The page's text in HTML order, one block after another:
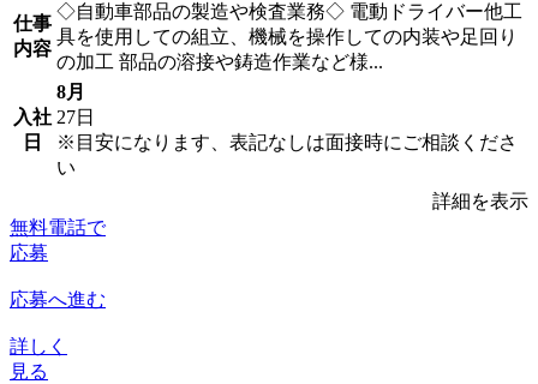
仕事
内容
◇自動車部品の製造や検査業務◇ 電動ドライバー他工
具を使用しての組立、機械を操作しての内装や足回り
の加工 部品の溶接や鋳造作業など様...
入社
日
8月
27日
※目安になります、表記なしは面接時にご相談くださ
い
詳細を表示
無料電話で
応募
応募へ進む
詳しく
見る